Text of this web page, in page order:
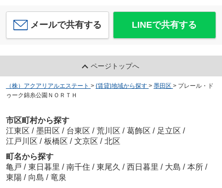
メールで共有する LINEで共有する
ページトップへ
（株）アクアリアルエステート > (賃貸)地域から探す > 墨田区 > プレール・ド
ゥーク錦糸公園ＮＯＲＴＨ
市区町村から探す
江東区 / 墨田区 / 台東区 / 荒川区 / 葛飾区 / 足立区 /
江戸川区 / 板橋区 / 文京区 / 北区
町名から探す
亀戸 / 東日暮里 / 南千住 / 東尾久 / 西日暮里 / 大島 / 本所 /
東陽 / 向島 / 竜泉